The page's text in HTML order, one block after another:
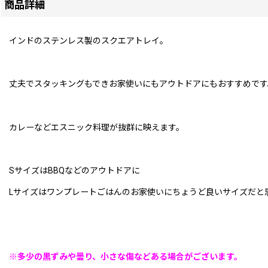
商品詳細
インドのステンレス製のスクエアトレイ。
丈夫でスタッキングもできお家使いにもアウトドアにもおすすめです
カレーなどエスニック料理が抜群に映えます。
SサイズはBBQなどのアウトドアに
Lサイズはワンプレートごはんのお家使いにちょうど良いサイズだと
※多少の黒ずみや曇り、小さな傷などある場合がございます。